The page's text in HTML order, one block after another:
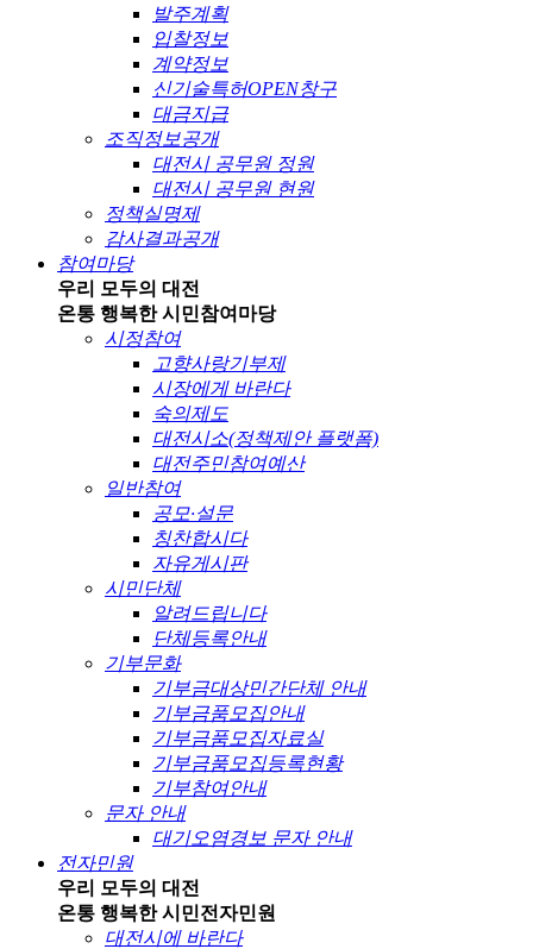
발주계획
입찰정보
계약정보
신기술특허OPEN창구
대금지급
조직정보공개
대전시 공무원 정원
대전시 공무원 현원
정책실명제
감사결과공개
참여마당
우리 모두의 대전
온통 행복한 시민참여마당
시정참여
고향사랑기부제
시장에게 바란다
숙의제도
대전시소(정책제안 플랫폼)
대전주민참여예산
일반참여
공모·설문
칭찬합시다
자유게시판
시민단체
알려드립니다
단체등록안내
기부문화
기부금대상민간단체 안내
기부금품모집안내
기부금품모집자료실
기부금품모집등록현황
기부참여안내
문자 안내
대기오염경보 문자 안내
전자민원
우리 모두의 대전
온통 행복한 시민전자민원
대전시에 바란다